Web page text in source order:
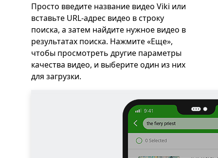
Просто введите название видео Viki или
вставьте URL-адрес видео в строку
поиска, а затем найдите нужное видео в
результатах поиска. Нажмите «Еще»,
чтобы просмотреть другие параметры
качества видео, и выберите один из них
для загрузки.